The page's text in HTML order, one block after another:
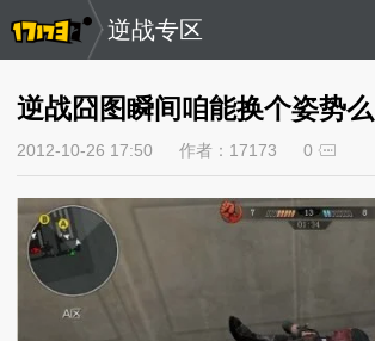
逆战专区
逆战囧图瞬间咱能换个姿势么
2012-10-26 17:50 作者：17173 0